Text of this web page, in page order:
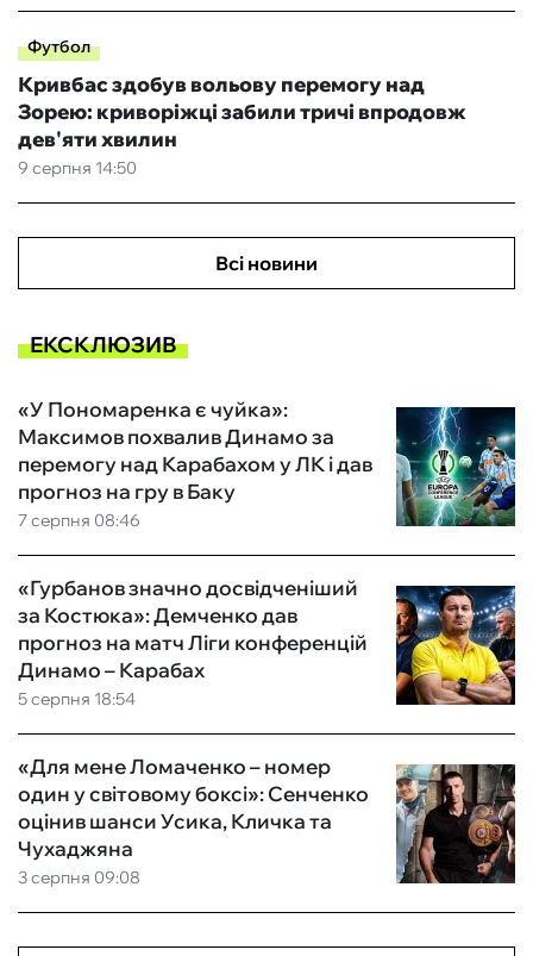
Футбол
9 серпня 14:50
Кривбас здобув вольову перемогу над
Зорею: криворіжці забили тричі впродовж
дев'яти хвилин
Всі новини
ЕКСКЛЮЗИВ
7 серпня 08:46
«У Пономаренка є чуйка»:
Максимов похвалив Динамо за
перемогу над Карабахом у ЛК і дав
прогноз на гру в Баку
5 серпня 18:54
«Гурбанов значно досвідченіший
за Костюка»: Демченко дав
прогноз на матч Ліги конференцій
Динамо – Карабах
3 серпня 09:08
«Для мене Ломаченко – номер
один у світовому боксі»: Сенченко
оцінив шанси Усика, Кличка та
Чухаджяна